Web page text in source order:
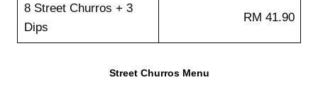
8 Street Churros + 3
Dips
RM 41.90
Street Churros Menu